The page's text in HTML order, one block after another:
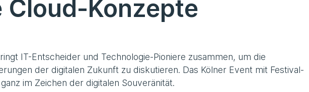
Cloud-Konzepte
IT-Entscheider und Technologie-Pioniere zusammen, um die
der digitalen Zukunft zu diskutieren. Das Kölner Event mit Festival-
im Zeichen der digitalen Souveränität.